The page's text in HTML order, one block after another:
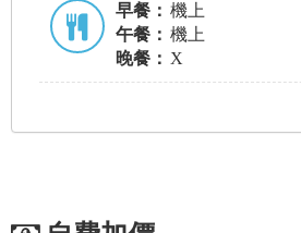
早餐： 機上
午餐： 機上
晚餐： X